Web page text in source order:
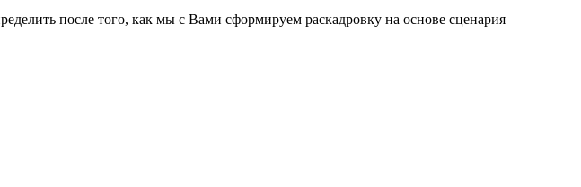
после того, как мы с Вами сформируем раскадровку на основе сценария